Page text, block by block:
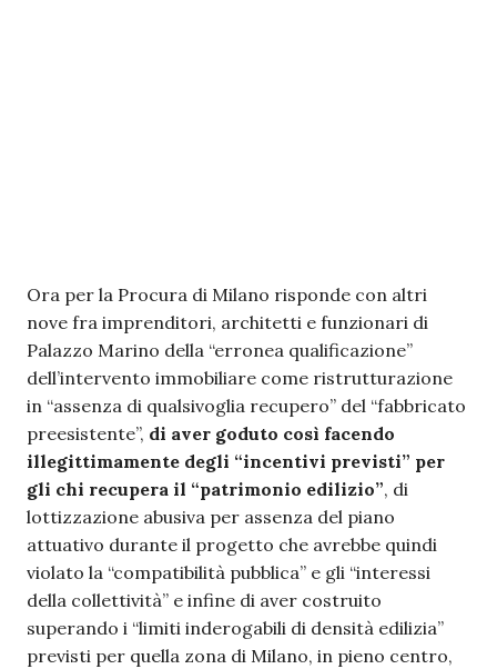
Ora per la Procura di Milano risponde con altri
nove fra imprenditori, architetti e funzionari di
Palazzo Marino della “erronea qualificazione”
dell’intervento immobiliare come ristrutturazione
in “assenza di qualsivoglia recupero” del “fabbricato
preesistente”, di aver goduto così facendo
illegittimamente degli “incentivi previsti” per
gli chi recupera il “patrimonio edilizio”, di
lottizzazione abusiva per assenza del piano
attuativo durante il progetto che avrebbe quindi
violato la “compatibilità pubblica” e gli “interessi
della collettività” e infine di aver costruito
superando i “limiti inderogabili di densità edilizia”
previsti per quella zona di Milano, in pieno centro,